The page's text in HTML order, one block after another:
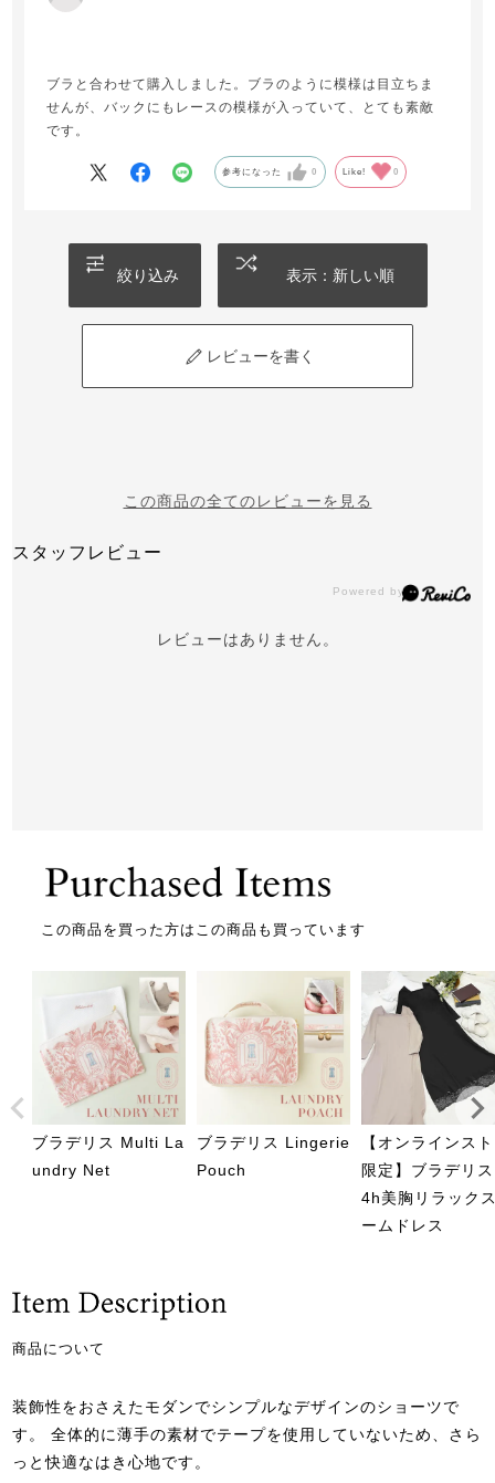
ブラと合わせて購入しました。ブラのように模様は目立ちま
せんが、バックにもレースの模様が入っていて、とても素敵
です。
参考になった 0 Like! 0
絞り込み 表示：新しい順
レビューを書く
この商品の全てのレビューを見る
スタッフレビュー
レビューはありません。
この商品を買った方はこの商品も買っています
ブラデリス Multi La
undry Net
ブラデリス Lingerie
Pouch
【オンラインス
限定】ブラデリ
4h美胸リラック
ームドレス
商品について
装飾性をおさえたモダンでシンプルなデザインのショーツで
す。 全体的に薄手の素材でテープを使用していないため、さら
っと快適なはき心地です。